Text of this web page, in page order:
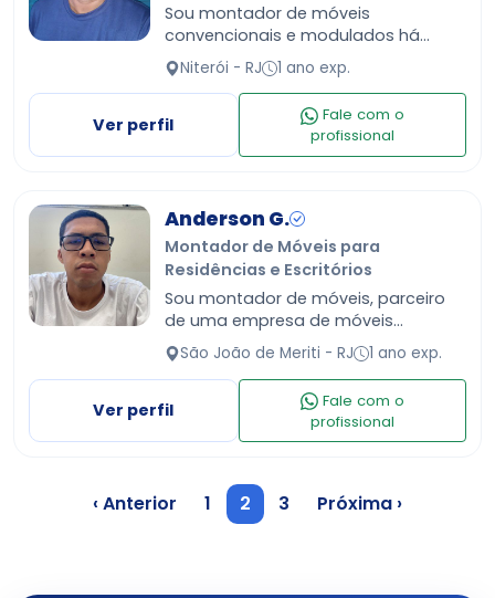
Sou montador de móveis
convencionais e modulados há
alguns anos com bastante
experiência na área. Trabalho com
empresas parceiras também. Fico
no seu aguardo …
Niterói - RJ 1 ano exp.
Ver perfil
Fale com o
profissional
Anderson G.
Montador de Móveis para
Residências e Escritórios
Sou montador de móveis, parceiro
de uma empresa de móveis
planejados que já atua a 10 anos no
mercado
São João de Meriti - RJ 1 ano exp.
Ver perfil
Fale com o
profissional
‹ Anterior 1 2 3 Próxima ›